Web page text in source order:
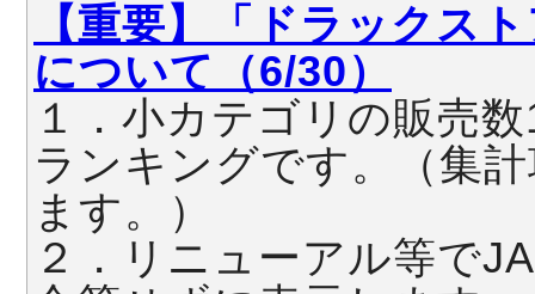
【重要】「ドラックス
について（6/30）
１．小カテゴリの販売
ランキングです。（集
ます。）
２．リニューアル等で